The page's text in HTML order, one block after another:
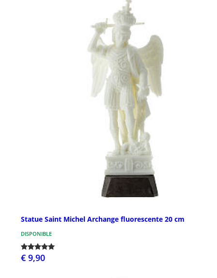
Statue Saint Michel Archange fluorescente 20 cm
DISPONIBLE
€ 9,90